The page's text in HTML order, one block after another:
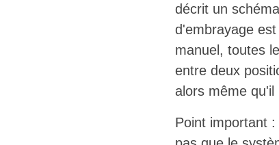
décrit un
d'embrayage
manuel, toutes
entre deux
alors même qu'il
Point important